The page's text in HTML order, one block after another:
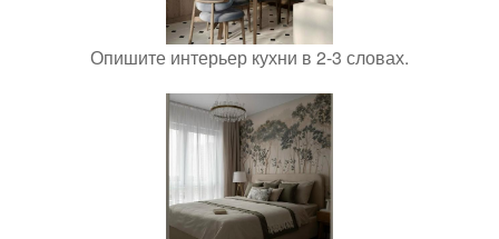
Опишите интерьер кухни в 2-3 словах.